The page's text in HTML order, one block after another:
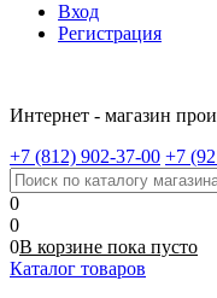
Вход
Регистрация
Интернет - магазин
+7 (812) 902-37-00 +7
0
0
0В корзине пока пусто
Каталог товаров